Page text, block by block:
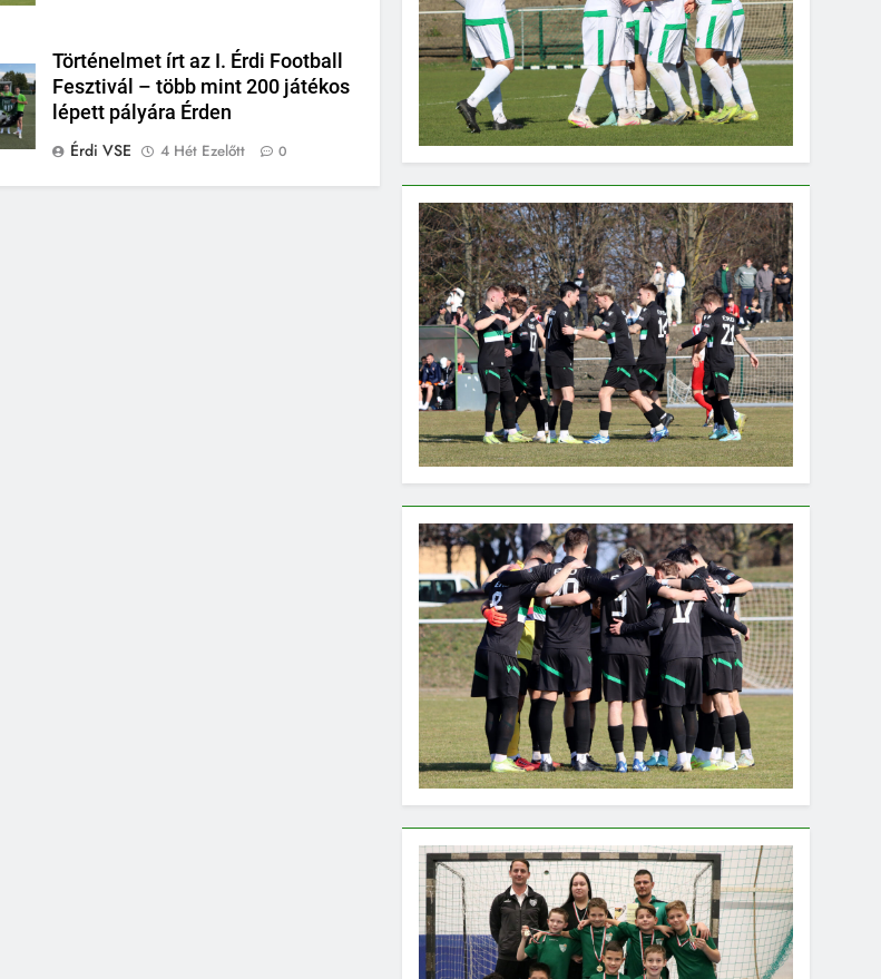
Történelmet írt az I. Érdi Football
Fesztivál – több mint 200 játékos
lépett pályára Érden
Érdi VSE
4 Hét Ezelőtt 0